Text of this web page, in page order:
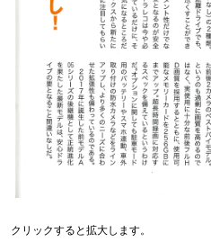
クリックすると拡大します。